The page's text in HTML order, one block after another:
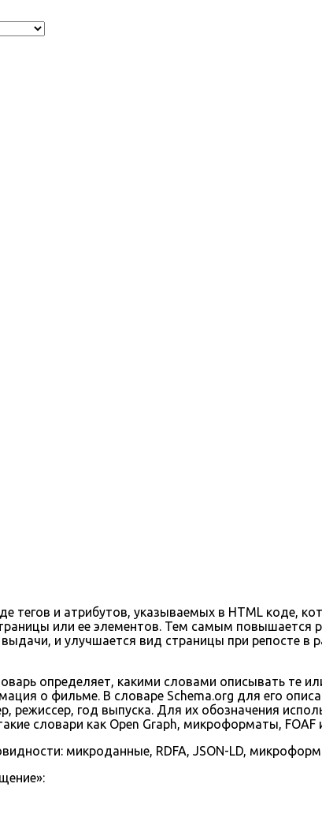
тегов и атрибутов, указываемых в HTML коде,
или ее элементов. Тем самым повышается
и улучшается вид страницы при репосте в
определяет, какими словами описывать те
о фильме. В словаре Schema.org для его
режиссер, год выпуска. Для их обозначения
словари как Open Graph, микроформаты, FOAF
микроданные, RDFA, JSON-LD,